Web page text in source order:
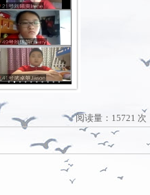
阅读量： 15721 次